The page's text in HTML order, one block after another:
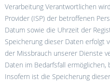
Verarbeitung Verantwortlichen
Provider (ISP) der betroffenen
Datum sowie die Uhrzeit der
Speicherung dieser Daten erfolgt
der Missbrauch unserer Dienste
Daten im Bedarfsfall ermöglichen,
Insofern ist die Speicherung